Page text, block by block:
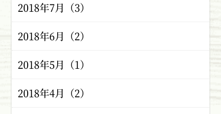
2018年7月（3）
2018年6月（2）
2018年5月（1）
2018年4月（2）